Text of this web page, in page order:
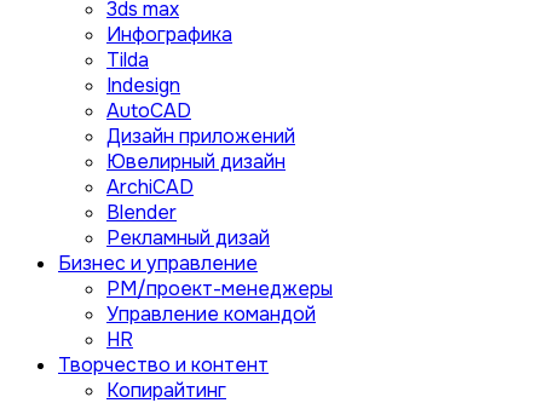
3ds max
Инфографика
Tilda
Indesign
AutoCAD
Дизайн приложений
Ювелирный дизайн
ArchiCAD
Blender
Рекламный дизай
Бизнес и управление
PM/проект-менеджеры
Управление командой
HR
Творчество и контент
Копирайтинг